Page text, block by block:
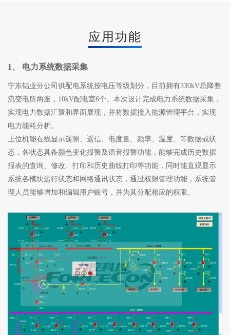
应用功能
1、 电力系统数据采集
宁东铝业分公司供配电系统按电压等级划分，目前拥有330kV总降整
流变电所两座，10kV配电室6个。本次设计完成电力系统数据采集，
实现电力数据汇聚和界面展现，并将数据接入能源管理平台，实现
电力能耗分析。
上位机能在线显示遥测、遥信、电度量、频率、温度、等数据或状
态，各状态具备颜色变化报警及语音报警功能，能够完成历史数据
报表的查询、修改、打印和历史曲线打印等功能，同时能直观显示
系统各模块运行状态和网络通讯状态，通过权限管理功能，系统管
理人员能够增加和编辑用户账号，并为其分配相应的权限。